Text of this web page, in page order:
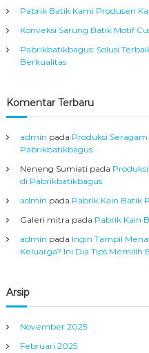
s
i
o
Pabrik Batik Kami Produsen
Konveksi Sarung Batik Motif
Pabrikbatikbagus: Solusi
Berkualitas
Komentar Terbaru
admin pada Produksi
Pabrikbatikbagus
Neneng Sumiati pada
di Pabrikbatikbagus
admin pada Pabrik Kain Batik
Galeri mitra pada Pabrik Kain
admin pada Ingin Tampil
Keluarga? Ini Dia Tips Memilih
Arsip
November 2025
Februari 2025